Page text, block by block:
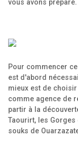
vous avons préparé.
Pour commencer
est d'abord
mieux est de
comme agence de
partir à la
Taourirt, les Gorges
souks de